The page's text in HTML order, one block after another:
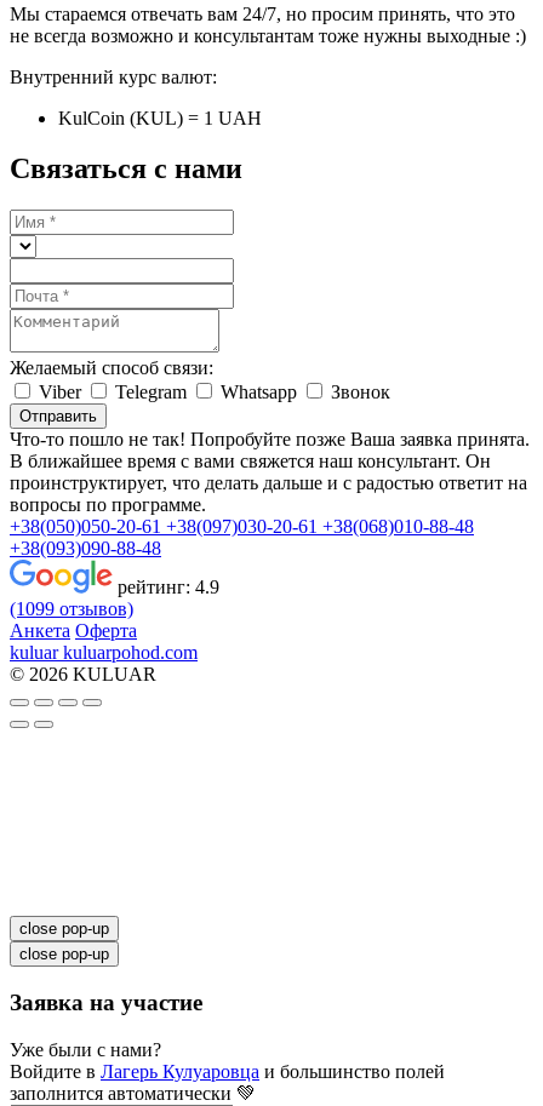
Мы стараемся отвечать вам 24/7, но просим принять, что это
не всегда возможно и консультантам тоже нужны выходные :)
Внутренний курс валют:
KulCoin (KUL) = 1 UAH
Связаться с нами
Желаемый способ связи:
Viber
Telegram Whatsapp Звонок
Отправить
Что-то пошло не так! Попробуйте позже Ваша заявка принята.
В ближайшее время с вами свяжется наш консультант. Он
проинструктирует, что делать дальше и с радостью ответит на
вопросы по программе.
+38(050)050-20-61 +38(097)030-20-61 +38(068)010-88-48
+38(093)090-88-48
рейтинг: 4.9
(1099 отзывов)
Анкета Оферта
kuluar kuluarpohod.com
© 2026 KULUAR
close pop-up
close pop-up
Заявка на участие
Уже были с нами?
Войдите в Лагерь Кулуаровца и большинство полей
заполнится автоматически 💚